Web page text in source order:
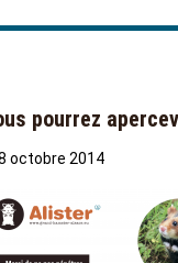
pourrez
octobre 2014